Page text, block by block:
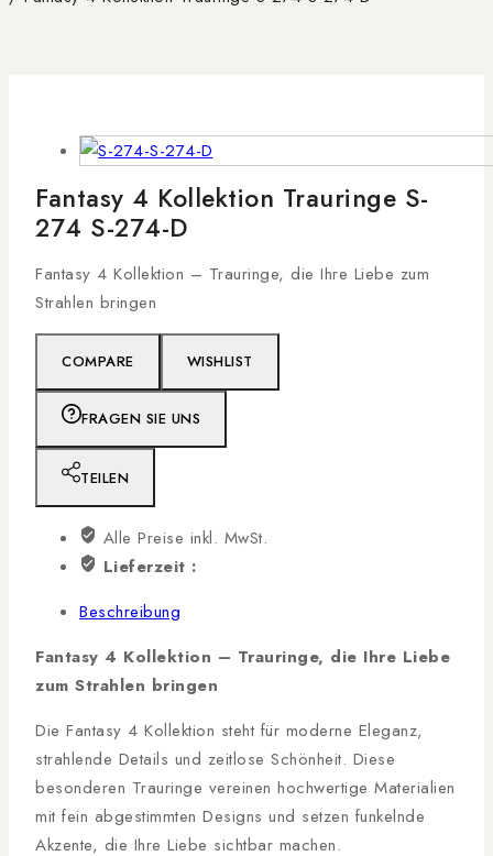
Fantasy 4 Kollektion Trauringe S-
274 S-274-D
Fantasy 4 Kollektion – Trauringe, die Ihre Liebe zum
Strahlen bringen
COMPARE WISHLIST
FRAGEN SIE UNS
TEILEN
Alle Preise inkl. MwSt.
Lieferzeit :
Beschreibung
Fantasy 4 Kollektion – Trauringe, die Ihre Liebe
zum Strahlen bringen
Die Fantasy 4 Kollektion steht für moderne Eleganz,
strahlende Details und zeitlose Schönheit. Diese
besonderen Trauringe vereinen hochwertige Materialien
mit fein abgestimmten Designs und setzen funkelnde
Akzente, die Ihre Liebe sichtbar machen.